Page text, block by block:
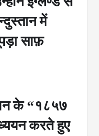
में
साफ़
के“१८५७
करते हुए